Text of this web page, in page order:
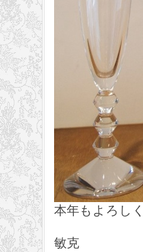
本年もよろし
平
敏克